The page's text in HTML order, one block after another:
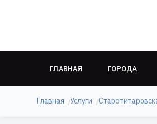
ГЛАВНАЯ ГОРОДА
Главная Услуги